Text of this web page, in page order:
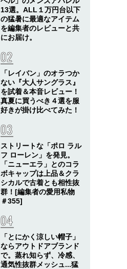
13選。ALL１万円台以下
の猛暑に最適なアイテム
を編集者のレビューと共
にお届け。
「レイバン」のオラつか
ない『大人サングラス』
を試着＆本音レビュー！
真夏に買うべき４選を服
好きが掛け比べてみた！
ストリートな「ポロ ラル
フ ローレン」を発見。
「ニューエラ」とのコラ
ボキャップは上品＆クラ
シカルで古着とも相性抜
群！[編集者の愛用私物
＃355]
「とにかく涼しい帽子」
ならアウトドアブランド
で。蒸れ知らず、冷感、
通気性抜群メッシュ...猛